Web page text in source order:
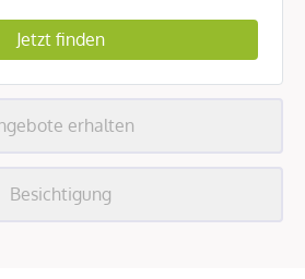
Jetzt finden
erhalten
Besichtigung